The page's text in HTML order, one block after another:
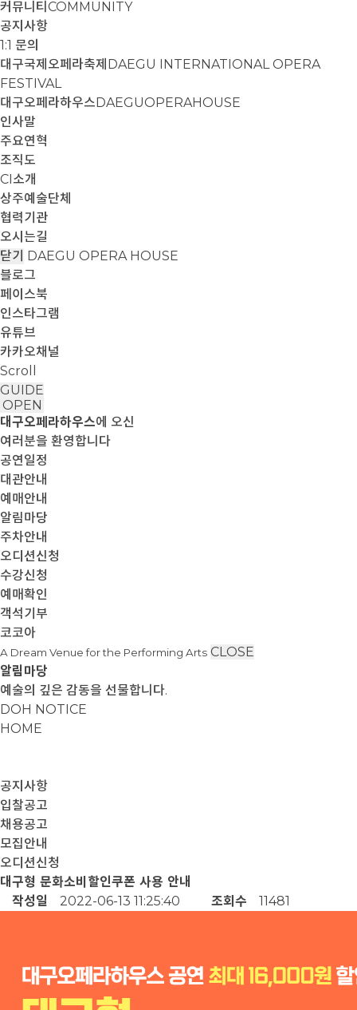
커뮤니티 COMMUNITY
공지사항
1:1 문의
대구국제오페라축제 DAEGU INTERNATIONAL OPERA
FESTIVAL
대구오페라하우스DAEGUOPERAHOUSE
인사말
주요연혁
조직도
CI소개
상주예술단체
협력기관
오시는길
닫기 DAEGU OPERA HOUSE
블로그
페이스북
인스타그램
유튜브
카카오채널
Scroll
GUIDE
OPEN
대구오페라하우스에 오신
여러분을 환영합니다
공연일정
대관안내
예매안내
알림마당
주차안내
오디션신청
수강신청
예매확인
객석기부
코코아
A Dream Venue for the Performing Arts CLOSE
알림마당
예술의 깊은 감동을 선물합니다.
DOH NOTICE
HOME
공지사항
입찰공고
채용공고
모집안내
오디션신청
대구형 문화소비할인쿠폰 사용 안내
작성일
2022-06-13 11:25:40 조회수 11481